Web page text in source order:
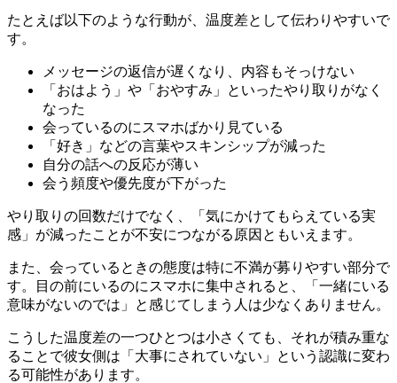
たとえば以下のような行動が、温度差として伝わりやすいで
す。
メッセージの返信が遅くなり、内容もそっけない
「おはよう」や「おやすみ」といったやり取りがなく
なった
会っているのにスマホばかり見ている
「好き」などの言葉やスキンシップが減った
自分の話への反応が薄い
会う頻度や優先度が下がった
やり取りの回数だけでなく、「気にかけてもらえている実
感」が減ったことが不安につながる原因ともいえます。
また、会っているときの態度は特に不満が募りやすい部分で
す。目の前にいるのにスマホに集中されると、「一緒にいる
意味がないのでは」と感じてしまう人は少なくありません。
こうした温度差の一つひとつは小さくても、それが積み重な
ることで彼女側は「大事にされていない」という認識に変わ
る可能性があります。